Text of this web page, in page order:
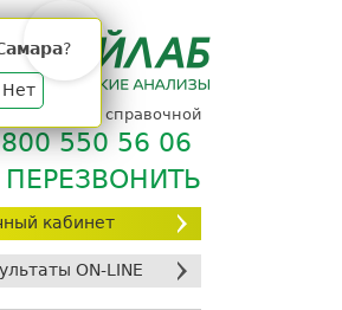
кабинет
ON-LINE
?
Нет
единой справочной
550 56 06
ПЕРЕЗВОНИТЬ